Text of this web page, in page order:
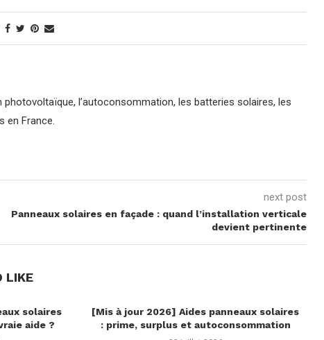
photovoltaïque, l’autoconsommation, les batteries solaires, les
en France.
next post
Panneaux solaires en façade : quand l’installation verticale
devient pertinente
LIKE
solaires
aide ?
[Mis à jour 2026] Aides panneaux solaires
: prime, surplus et autoconsommation